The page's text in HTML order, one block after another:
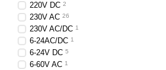
220V DC 2
230V AC 26
230V AC/DC 1
6-24AC/DC 1
6-24V DC 5
6-60V AC 1